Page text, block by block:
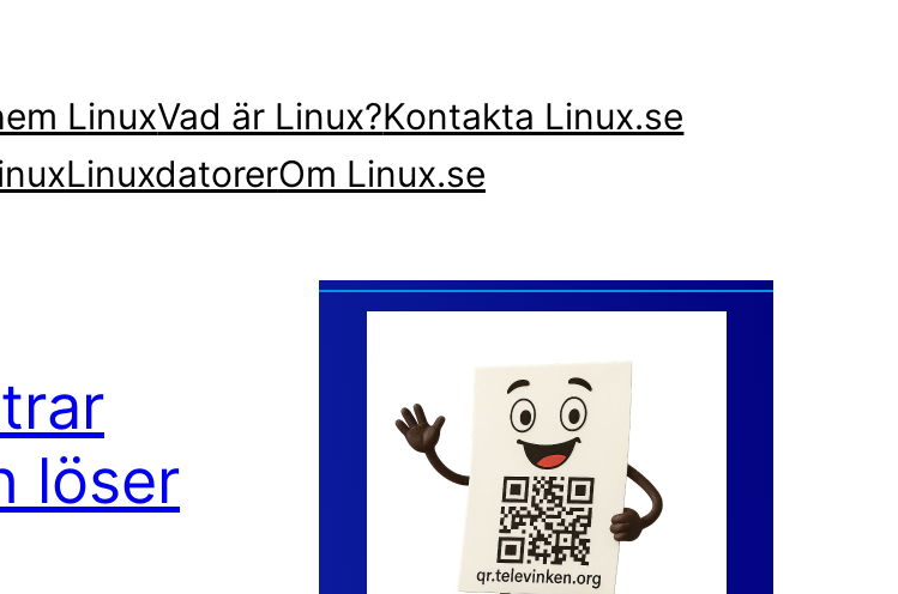
LinuxVad är Linux?Kontakta Linux.se
LinuxdatorerOm Linux.se
löser